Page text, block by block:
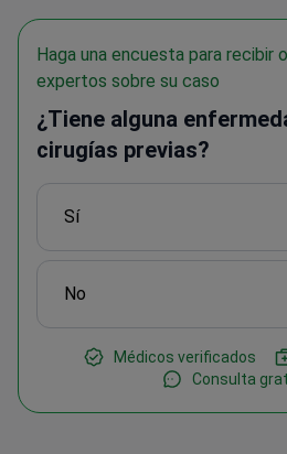
Haga una encuesta para recibir
expertos sobre su caso
¿Tiene alguna
cirugías previas?
Sí
No
Médicos verificados
Consulta